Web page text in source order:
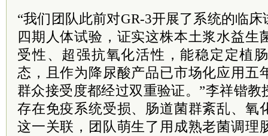
“我们团队此前对GR-3开展了系统的临
四期人体试验，证实这株本土浆水益生
受性、超强抗氧化活性，能稳定定植
态，且作为降尿酸产品已市场化应用五
群众接受度都经过双重验证。”李祥锴
存在免疫系统受损、肠道菌群紊乱、氧
这一关联，团队萌生了用成熟老菌调理